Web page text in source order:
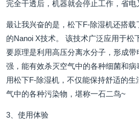
完全干透后，机器就会停止工作，省电
最让我兴奋的是，松下F-除湿机还搭
的Nanoi X技术。 该技术广泛应用于松
要原理是利用高压分离水分子，形成带
强，能有效杀灭空气中的各种细菌和
用松下F-除湿机，不仅能保持舒适的
气中的各种污染物，堪称一石二鸟~
3、使用体验